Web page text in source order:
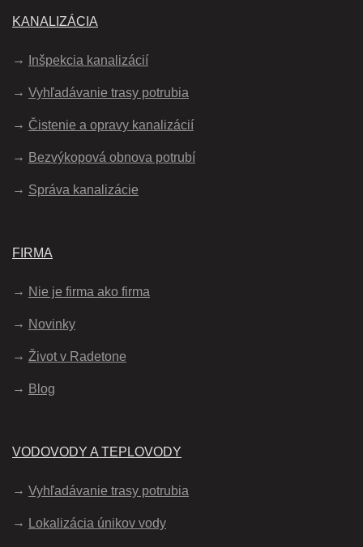
KANALIZÁCIA
Inšpekcia kanalizácií
Vyhľadávanie trasy potrubia
Čistenie a opravy kanalizácií
Bezvýkopová obnova potrubí
Správa kanalizácie
FIRMA
Nie je firma ako firma
Novinky
Život v Radetone
Blog
VODOVODY A TEPLOVODY
Vyhľadávanie trasy potrubia
Lokalizácia únikov vody